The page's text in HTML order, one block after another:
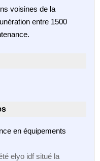
voisines de la
entre 1500
en équipements
elyo idf situé la